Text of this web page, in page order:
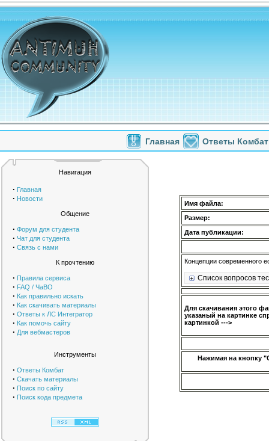
Главная Ответы Комбат
Навигация
· Главная
· Новости
Общение
· Форум для студента
· Чат для студента
· Связь с нами
К прочтению
· Правила сервиса
· FAQ / ЧаВО
· Как правильно искать
· Как скачивать материалы
· Ответы к ЛС Интегратор
· Как помочь сайту
· Для вебмастеров
Инструменты
· Ответы Комбат
· Скачать материалы
· Поиск по сайту
· Поиск кода предмета
Имя файла:
Размер:
Дата публикации:
Концепции современного
Список вопросов
Для скачивания этого
указаный на картинке
картинкой --->
Нажимая на кнопку